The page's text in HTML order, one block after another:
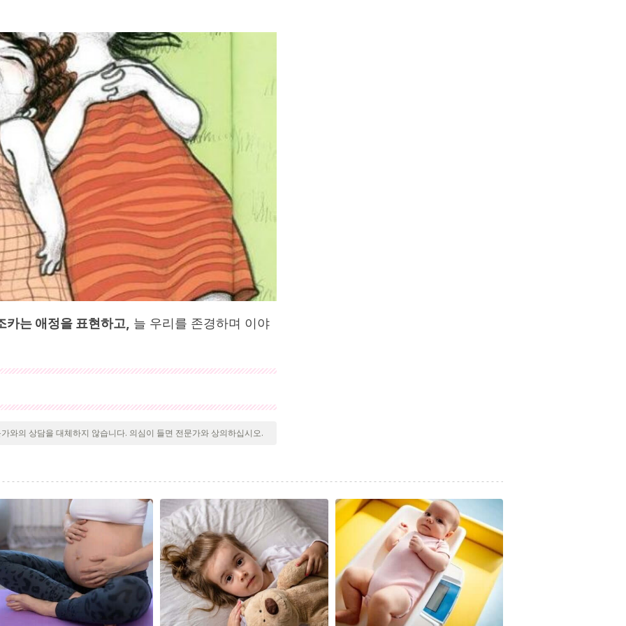
는 애정을 표현하고, 늘 우리를 존경하며 이야
토되어 질의의 질, 신뢰성, 시대에 맞음 및 타당성을 보장하
신뢰성이 있으며 학문적 또는 과학적으로 정확합니다.
nuestros inolvidables segundos padres . Recuperado
los-tios-nuestros-inolvidables-segundos-
와의 상담을 대체하지 않습니다. 의심이 들면 전문가와 상의하십시오.